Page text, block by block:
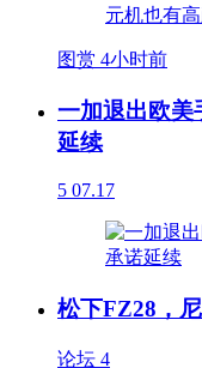
图赏 4小时前
一加退出欧美
延续
5 07.17
松下FZ28，
论坛 4